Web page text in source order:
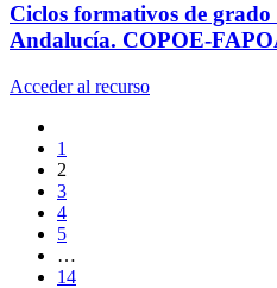
Ciclos formativos de
Andalucía. COPOE-
Acceder al recurso
1
2
3
4
5
…
14